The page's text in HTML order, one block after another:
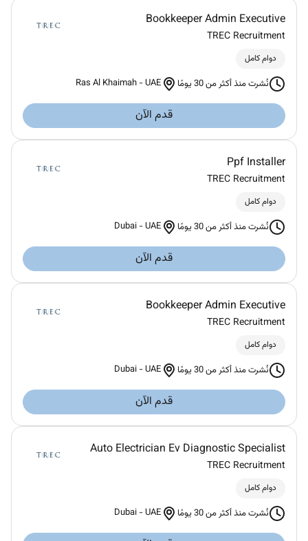
Bookkeeper Admin Executive
TREC Recruitment
دوام كامل
نُشرت منذ أكثر من 30 يومًا Ras Al Khaimah -UAE
قدم الآن
Ppf Installer
TREC Recruitment
دوام كامل
نُشرت منذ أكثر من 30 يومًا Dubai -UAE
قدم الآن
Bookkeeper Admin Executive
TREC Recruitment
دوام كامل
نُشرت منذ أكثر من 30 يومًا Dubai -UAE
قدم الآن
Auto Electrician Ev Diagnostic Specialist
TREC Recruitment
دوام كامل
نُشرت منذ أكثر من 30 يومًا Dubai -UAE